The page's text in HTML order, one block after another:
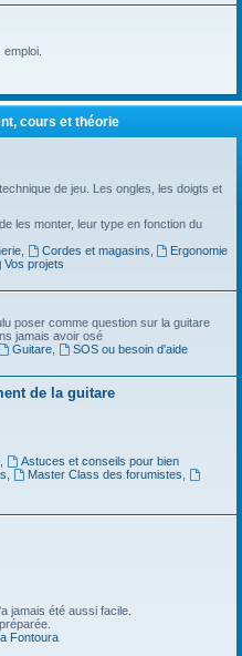
cours et théorie
de jeu. Les ongles, les doigts et
les monter, leur type en fonction du
, Cordes et magasins
Ergonomie
Vos projets
poser comme question sur la guitare
jamais avoir osé
Guitare,
SOS ou besoin d'aide
de la guitare
Astuces et conseils pour bien
Master Class des forumistes
jamais été aussi facile.
Fontoura